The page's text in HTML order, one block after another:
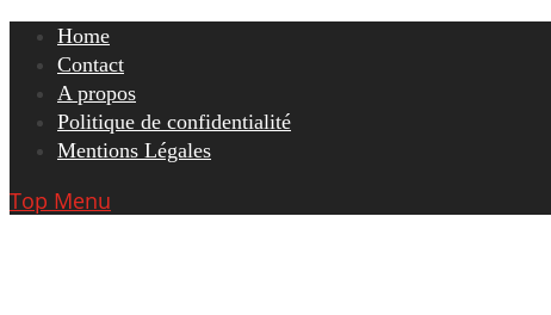
Skip
content
Home
Contact
A propos
Politique de confidentialité
Mentions Légales
Top Menu